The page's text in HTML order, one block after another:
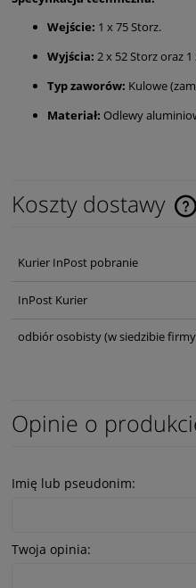
Wejście: 1 x 75 Storz.
Wyjścia: 2 x 52 Storz oraz 1
Typ zaworów: Kulowe
Materiał: Odlewy
Koszty dostawy
Cena nie zawiera ewentualnych
Kurier InPost pobranie
InPost Kurier
odbiór osobisty(w siedzibie
Opinie o
Imię lub pseudonim:
Twoja opinia: